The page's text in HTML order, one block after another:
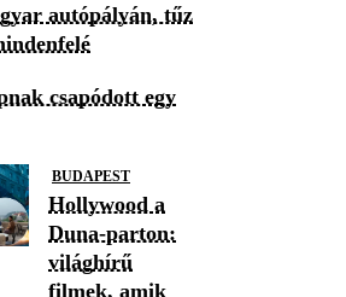
autópályán, tűz
csapódott egy
BUDAPEST
Hollywood a
Duna-parton:
világhírű
filmek, amik